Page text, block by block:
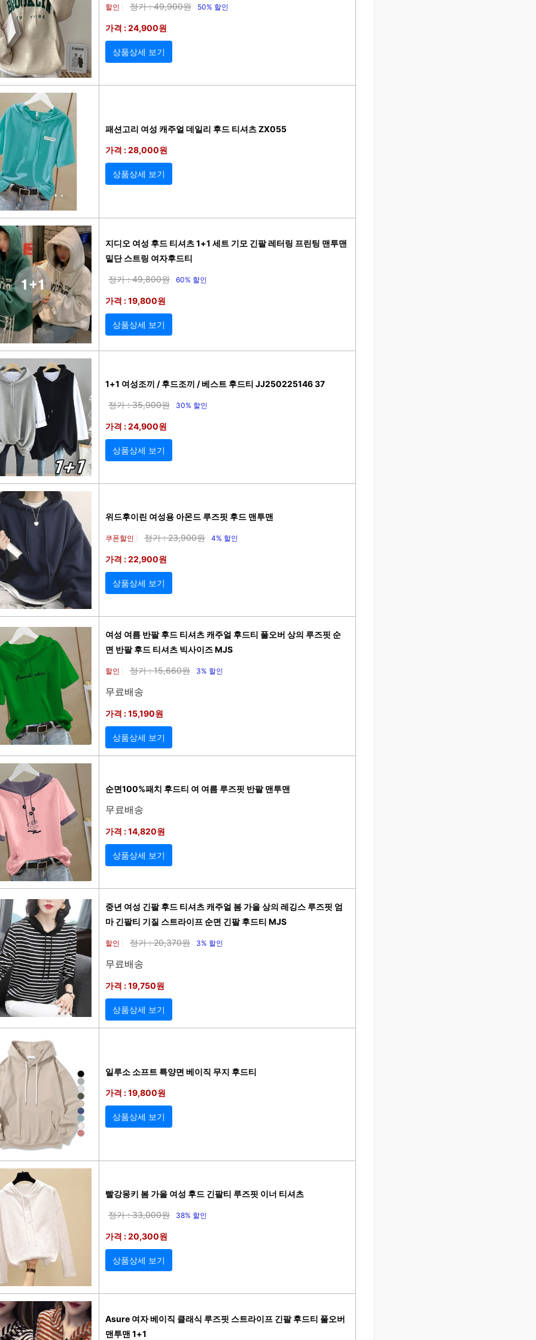
할인 정가 : 49,900원 50% 할인
가격 : 24,900원
상품상세 보기
패션고리 여성 캐주얼 데일리 후드 티셔츠 ZX055
가격 : 28,000원
상품상세 보기
지디오 여성 후드 티셔츠 1+1 세트 기모 긴팔 레터링 프린팅 맨투맨
밑단 스트링 여자후드티
정가 : 49,800원 60% 할인
가격 : 19,800원
상품상세 보기
1+1 여성조끼 / 후드조끼 / 베스트 후드티 JJ250225146 37
정가 : 35,900원 30% 할인
가격 : 24,900원
상품상세 보기
위드후이린 여성용 아몬드 루즈핏 후드 맨투맨
쿠폰할인 정가 : 23,900원 4% 할인
가격 : 22,900원
상품상세 보기
여성 여름 반팔 후드 티셔츠 캐주얼 후드티 풀오버 상의 루즈핏 순
면 반팔 후드 티셔츠 빅사이즈 MJS
할인 정가 : 15,660원 3% 할인
무료배송
가격 : 15,190원
상품상세 보기
순면100%패치 후드티 여 여름 루즈핏 반팔 맨투맨
무료배송
가격 : 14,820원
상품상세 보기
중년 여성 긴팔 후드 티셔츠 캐주얼 봄 가을 상의 레깅스 루즈핏 엄
마 긴팔티 기질 스트라이프 순면 긴팔 후드티 MJS
할인 정가 : 20,370원 3% 할인
무료배송
가격 : 19,750원
상품상세 보기
일루소 소프트 특양면 베이직 무지 후드티
가격 : 19,800원
상품상세 보기
빨강몽키 봄 가을 여성 후드 긴팔티 루즈핏 이너 티셔츠
정가 : 33,000원 38% 할인
가격 : 20,300원
상품상세 보기
Asure 여자 베이직 클래식 루즈핏 스트라이프 긴팔 후드티 풀오버
맨투맨 1+1